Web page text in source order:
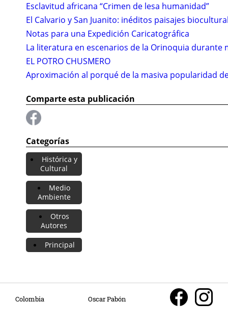
Esclavitud africana “Crimen de lesa humanidad”
El Calvario y San Juanito: inéditos paisajes
Notas para una Expedición Caricatográfica
La literatura en escenarios de la Orinoquia durante
EL POTRO CHUSMERO
Aproximación al porqué de la masiva popularidad
Comparte esta publicación
Categorías
Histórica y
Cultural
Medio
Ambiente
Otros
Autores
Principal
Colombia Oscar Pabón